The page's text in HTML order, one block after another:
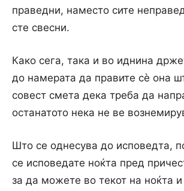
праведни, наместо сите
сте свесни.
Како сега, така и во иднина
до намерата да правите сѐ она
совест смета дека треба да
останатото нека не ве
Што се однесува до исповедта,
се исповедате ноќта пред
за да можете во текот на ноќта и